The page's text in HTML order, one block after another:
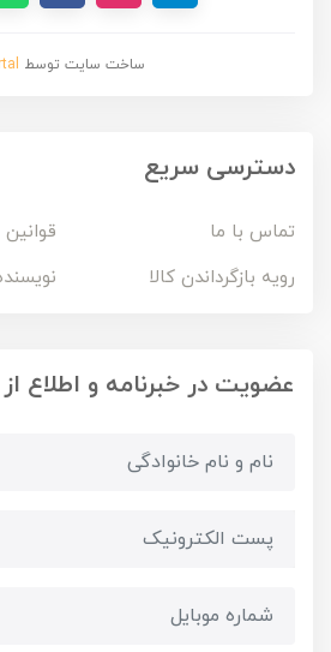
ساخت سایت توسط
دسترسی سریع
تماس با ما
رویه بازگرداندن کالا
عضویت در خبرنامه و اطلاع